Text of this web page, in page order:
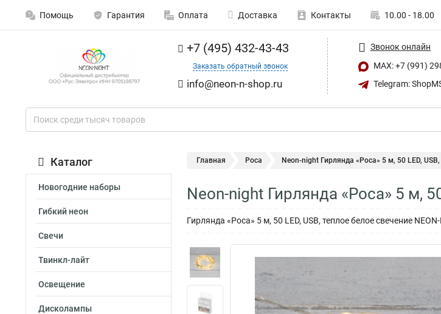
Помощь Гарантия Оплата Доставка Контакты 10.00 - 18.00
+7 (495) 432-43-43
Заказать обратный звонок
info@neon-n-shop.ru
Звонок онлайн
MAX: +7 (991)
Telegram:
Каталог
Новогодние наборы
Гибкий неон
Свечи
Твинкл-лайт
Освещение
Дисколампы
Главная Роса Neon-night Гирлянда «Роса» 5 м, 50 LED,
Neon-night Гирлянда «Роса» 5 м,
Гирлянда «Роса» 5 м, 50 LED, USB, теплое белое свечение